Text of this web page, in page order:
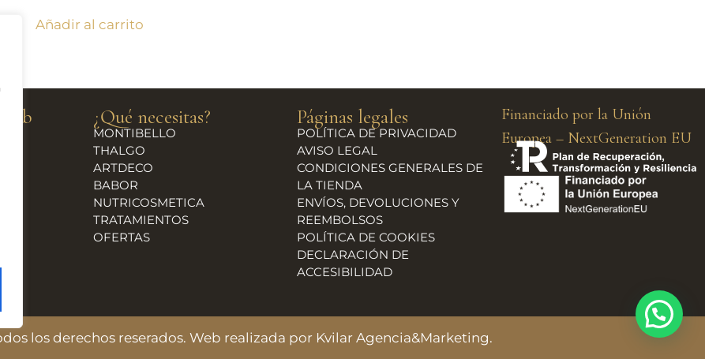
Añadir al carrito
¿Qué necesitas?
MONTIBELLO
THALGO
ARTDECO
BABOR
NUTRICOSMETICA
TRATAMIENTOS
OFERTAS
Páginas legales
POLÍTICA DE PRIVACIDAD
AVISO LEGAL
CONDICIONES GENERALES DE
LA TIENDA
ENVÍOS, DEVOLUCIONES Y
REEMBOLSOS
POLÍTICA DE COOKIES
DECLARACIÓN DE
ACCESIBILIDAD
Financiado por la Unión
Europea – NextGeneration EU
los derechos reserados. Web realizada por Kvilar Agencia&Marketing.